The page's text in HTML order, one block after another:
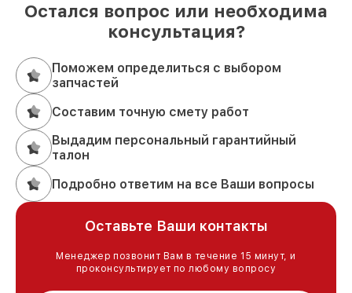
Остался вопрос или необходима
консультация?
Поможем определиться с выбором
запчастей
Составим точную смету работ
Выдадим персональный гарантийный
талон
Подробно ответим на все Ваши вопросы
Оставьте Ваши контакты
Менеджер позвонит Вам в течение 15 минут, и
проконсультирует по любому вопросу